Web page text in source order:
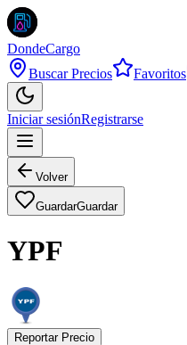
DondeCargo
Buscar Precios
Favoritos
Iniciar sesiónRegistrarse
Volver
GuardarGuardar
YPF
Reportar Precio